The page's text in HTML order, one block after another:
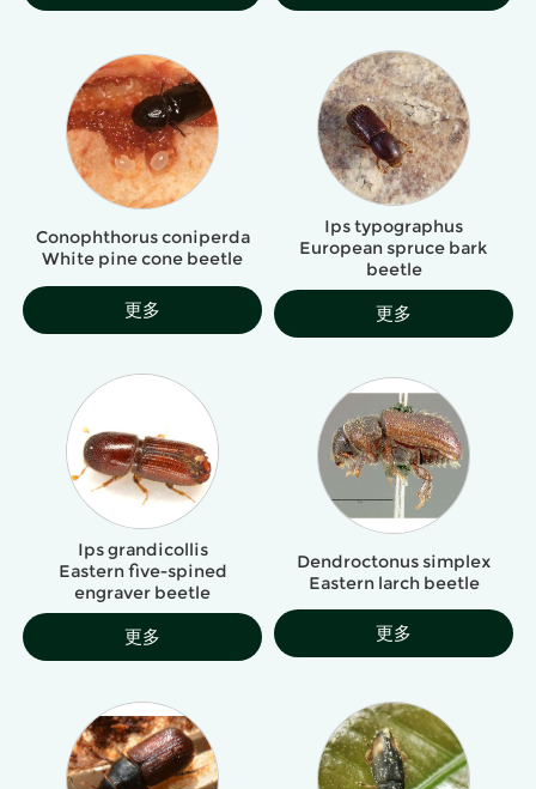
Conophthorus coniperda
White pine cone beetle
更多
Ips typographus
European spruce bark
beetle
更多
Ips grandicollis
Eastern five-spined
engraver beetle
更多
Dendroctonus simplex
Eastern larch beetle
更多